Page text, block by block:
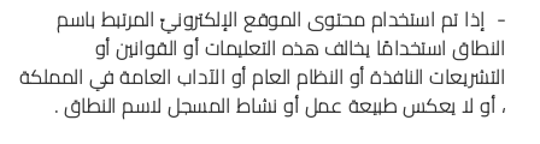
- إذا تم استخدام محتوى الموقع الإلكترونيّ المرتبط باسم
النطاق استخدامًا يخالف هذه التعليمات أو القوانين أو
التشريعات النافذة أو النظام العام أو الآداب العامة في المملكة
، أو لا يعكس طبيعة عمل أو نشاط المسجل لاسم النطاق .